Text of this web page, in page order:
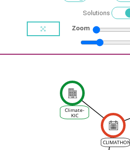
Solutions
Zoom
CLIMATHON
Climate-
KIC